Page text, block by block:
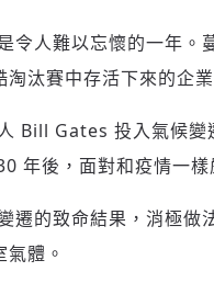
令人難以忘懷的一年。
淘汰賽中存活下來的企
Bill Gates 投入氣候變
年後，面對和疫情一
遷的致命結果，消極做
體。